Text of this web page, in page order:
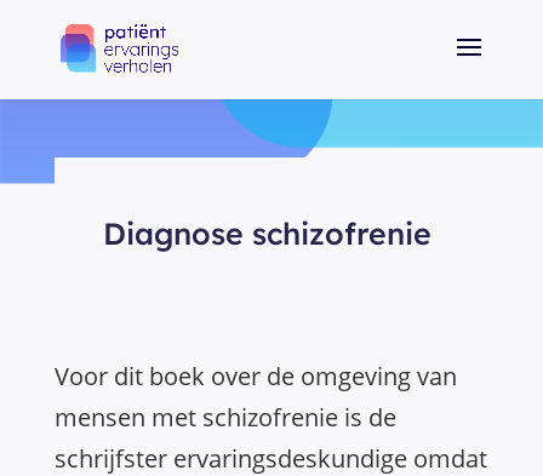
Diagnose schizofrenie
Voor dit boek over de omgeving van
mensen met schizofrenie is de
schrijfster ervaringsdeskundige omdat